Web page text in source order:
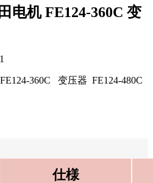
电机 FE124-360C 变
360C 变压器 FE124-480C
仕様